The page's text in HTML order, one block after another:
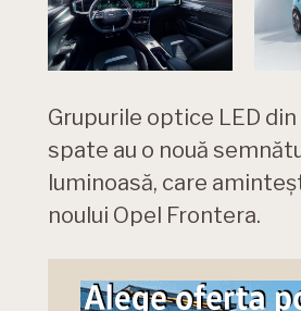
Grupurile optice LED
spate au o nouă
luminoasă, care
noului Opel Frontera.